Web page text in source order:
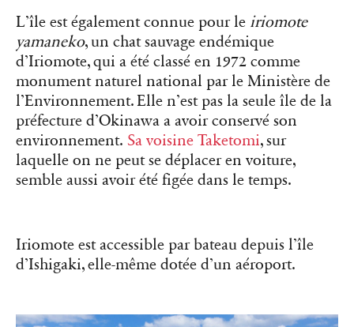
L’île est également connue pour le iriomote
yamaneko, un chat sauvage endémique
d’Iriomote, qui a été classé en 1972 comme
monument naturel national par le Ministère de
l’Environnement. Elle n’est pas la seule île de la
préfecture d’Okinawa a avoir conservé son
environnement. Sa voisine Taketomi, sur
laquelle on ne peut se déplacer en voiture,
semble aussi avoir été figée dans le temps.
Iriomote est accessible par bateau depuis l’île
d’Ishigaki, elle-même dotée d’un aéroport.